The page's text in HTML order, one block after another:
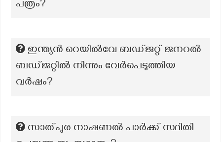
പത്രം?
ഇന്ത്യൻ റെയിൽവേ ബഡ്ജറ്റ് ജനറൽ
ബഡ്ജറ്റിൽ നിന്നും വേർപെടുത്തിയ
വർഷം?
സാത്പുര നാഷണൽ പാർക്ക് സ്ഥിതി